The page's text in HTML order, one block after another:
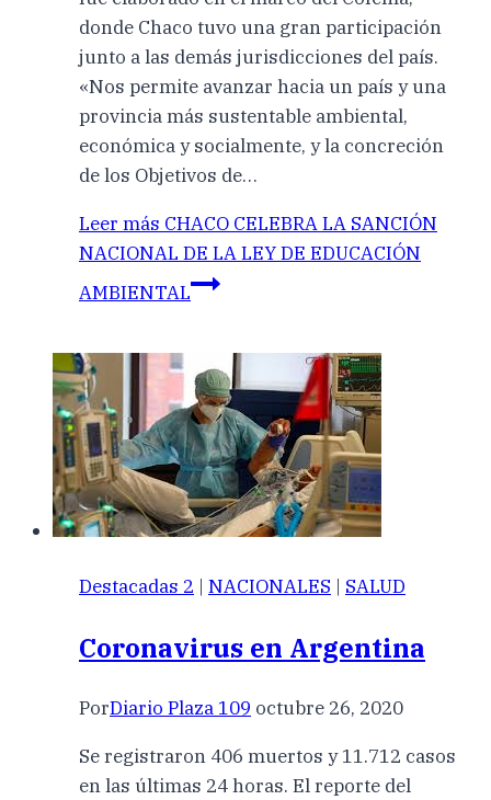
donde Chaco tuvo una gran participación
junto a las demás jurisdicciones del país.
«Nos permite avanzar hacia un país y una
provincia más sustentable ambiental,
económica y socialmente, y la concreción
de los Objetivos de…
Leer más CHACO CELEBRA LA SANCIÓN
NACIONAL DE LA LEY DE EDUCACIÓN
AMBIENTAL
Destacadas 2 | NACIONALES | SALUD
Coronavirus en Argentina
PorDiario Plaza 109 octubre 26, 2020
Se registraron 406 muertos y 11.712 casos
en las últimas 24 horas. El reporte del